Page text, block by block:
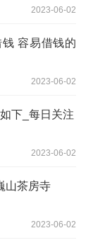
2023-06-02
容易借钱的
2023-06-02
下_每日关注
2023-06-02
山茶房寺
2023-06-02